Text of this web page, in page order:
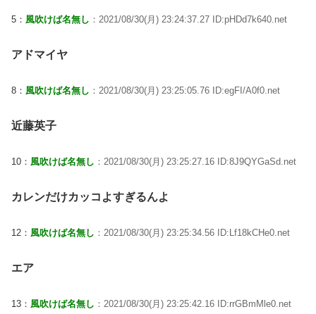
5： 風吹けば名無し ：2021/08/30(月) 23:24:37.27 ID:pHDd7k640.net
アドマイヤ
8： 風吹けば名無し ：2021/08/30(月) 23:25:05.76 ID:egFI/A0f0.net
近藤英子
10： 風吹けば名無し ：2021/08/30(月) 23:25:27.16 ID:8J9QYGaSd.net
カレンだけカッコよすぎるんよ
12： 風吹けば名無し ：2021/08/30(月) 23:25:34.56 ID:Lf18kCHe0.net
エア
13： 風吹けば名無し ：2021/08/30(月) 23:25:42.16 ID:rrGBmMle0.net